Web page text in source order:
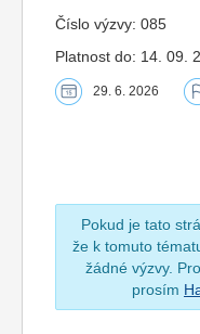
Číslo výzvy: 085
Platnost do: 14. 09.
29. 6. 2026
Pokud je tato
že k tomuto
žádné výzvy.
prosím